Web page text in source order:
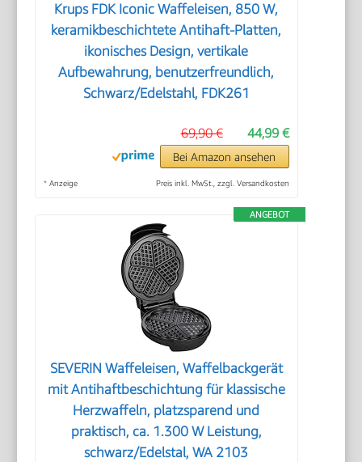
Krups FDK Iconic Waffeleisen, 850 W,
keramikbeschichtete Antihaft-Platten,
ikonisches Design, vertikale
Aufbewahrung, benutzerfreundlich,
Schwarz/Edelstahl, FDK261
44,99 €
69,90 €
Bei Amazon ansehen
* Anzeige Preis inkl. MwSt., zzgl. Versandkosten
ANGEBOT
SEVERIN Waffeleisen, Waffelbackgerät
mit Antihaftbeschichtung für klassische
Herzwaffeln, platzsparend und
praktisch, ca. 1.300 W Leistung,
schwarz/Edelstal, WA 2103